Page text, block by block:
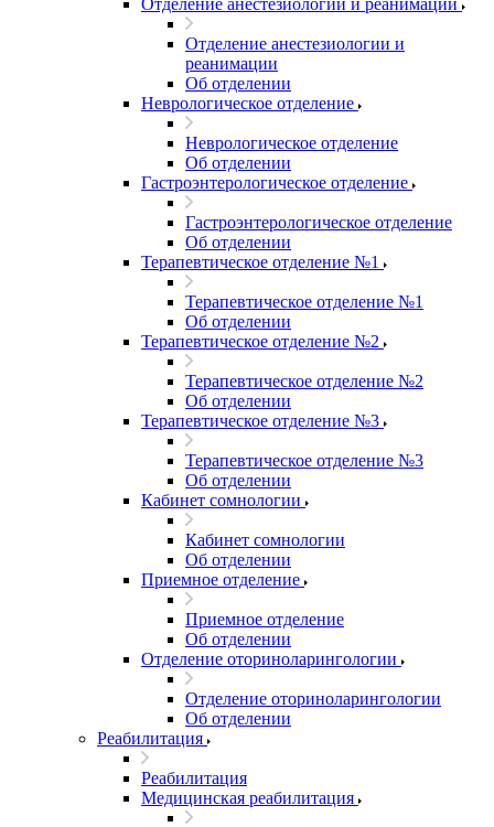
Отделение анестезиологии и реанимации
Отделение анестезиологии и
реанимации
Об отделении
Неврологическое отделение
Неврологическое отделение
Об отделении
Гастроэнтерологическое отделение
Гастроэнтерологическое отделение
Об отделении
Терапевтическое отделение №1
Терапевтическое отделение №1
Об отделении
Терапевтическое отделение №2
Терапевтическое отделение №2
Об отделении
Терапевтическое отделение №3
Терапевтическое отделение №3
Об отделении
Кабинет сомнологии
Кабинет сомнологии
Об отделении
Приемное отделение
Приемное отделение
Об отделении
Отделение оториноларингологии
Отделение оториноларингологии
Об отделении
Реабилитация
Реабилитация
Медицинская реабилитация